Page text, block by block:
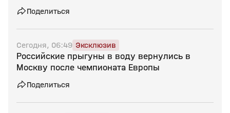
Поделиться
Сегодня, 06:49 Эксклюзив
Российские прыгуны в воду вернулись в
Москву после чемпионата Европы
Поделиться